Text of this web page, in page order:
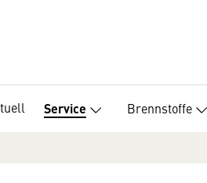
Service Brennstoffe